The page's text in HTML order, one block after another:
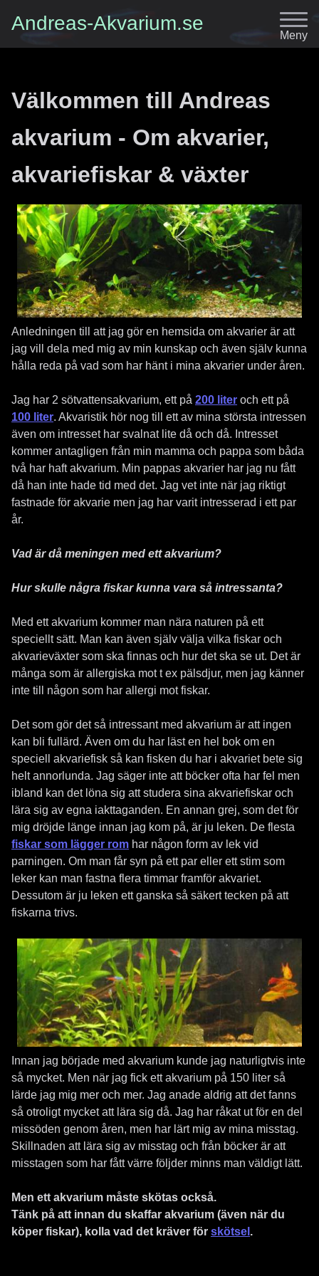
Andreas-Akvarium.se
Meny
Välkommen till Andreas
akvarium - Om akvarier,
akvariefiskar & växter
Anledningen till att jag gör en hemsida om akvarier är att
jag vill dela med mig av min kunskap och även själv kunna
hålla reda på vad som har hänt i mina akvarier under åren.
Jag har 2 sötvattensakvarium, ett på 200 liter och ett på
100 liter. Akvaristik hör nog till ett av mina största intressen
även om intresset har svalnat lite då och då. Intresset
kommer antagligen från min mamma och pappa som båda
två har haft akvarium. Min pappas akvarier har jag nu fått
då han inte hade tid med det. Jag vet inte när jag riktigt
fastnade för akvarie men jag har varit intresserad i ett par
år.
Vad är då meningen med ett akvarium?
Hur skulle några fiskar kunna vara så intressanta?
Med ett akvarium kommer man nära naturen på ett
speciellt sätt. Man kan även själv välja vilka fiskar och
akvarieväxter som ska finnas och hur det ska se ut. Det är
många som är allergiska mot t ex pälsdjur, men jag känner
inte till någon som har allergi mot fiskar.
Det som gör det så intressant med akvarium är att ingen
kan bli fullärd. Även om du har läst en hel bok om en
speciell akvariefisk så kan fisken du har i akvariet bete sig
helt annorlunda. Jag säger inte att böcker ofta har fel men
ibland kan det löna sig att studera sina akvariefiskar och
lära sig av egna iakttaganden. En annan grej, som det för
mig dröjde länge innan jag kom på, är ju leken. De flesta
fiskar som lägger rom har någon form av lek vid
parningen. Om man får syn på ett par eller ett stim som
leker kan man fastna flera timmar framför akvariet.
Dessutom är ju leken ett ganska så säkert tecken på att
fiskarna trivs.
Innan jag började med akvarium kunde jag naturligtvis inte
så mycket. Men när jag fick ett akvarium på 150 liter så
lärde jag mig mer och mer. Jag anade aldrig att det fanns
så otroligt mycket att lära sig då. Jag har råkat ut för en del
missöden genom åren, men har lärt mig av mina misstag.
Skillnaden att lära sig av misstag och från böcker är att
misstagen som har fått värre följder minns man väldigt lätt.
Men ett akvarium måste skötas också.
Tänk på att innan du skaffar akvarium (även när du
köper fiskar), kolla vad det kräver för skötsel .